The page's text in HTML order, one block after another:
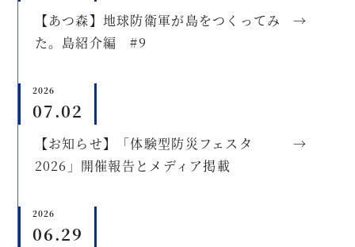
【あつ森】地球防衛軍が島をつくってみ
た。島紹介編 #9
→
2026
07.02
【お知らせ】「体験型防災フェスタ
2026」開催報告とメディア掲載
→
2026
06.29